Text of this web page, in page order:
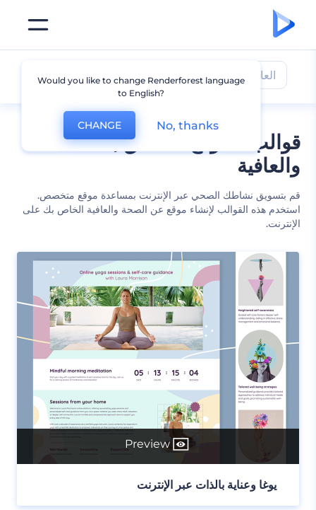
قوالب للموقع المتعلق بالصحة
والعافية
قم بتسويق نشاطك الصحي عبر الإنترنت بمساعدة موقع متخصص.
استخدم هذه القوالب لإنشاء موقع عن الصحة والعافية الخاص بك على
الإنترنت.
العافية
Preview
يوغا وعناية بالذات عبر الإنترنت
Would you like to change Renderforest language
to English?
CHANGE No, thanks